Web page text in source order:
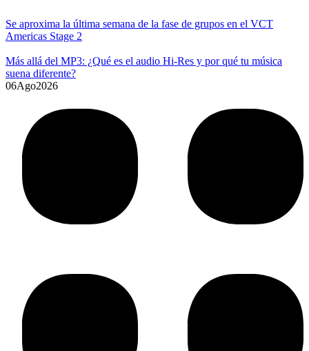
Se aproxima la última semana de la fase de grupos en el VCT
Americas Stage 2
Más allá del MP3: ¿Qué es el audio Hi-Res y por qué tu música
suena diferente?
06Ago2026